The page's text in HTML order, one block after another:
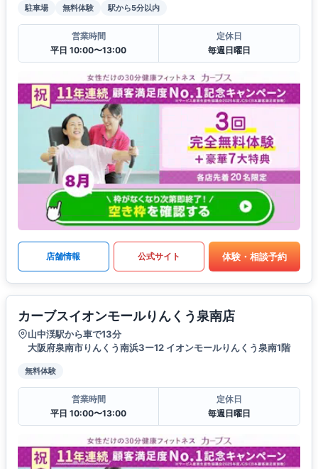
駐車場 無料体験 駅から5分以内
営業時間
平日 10:00〜13:00
定休日
毎週日曜日
店舗情報 公式サイト 体験・相談予約
カーブスイオンモールりんくう泉南店
山中渓駅から車で13分
大阪府泉南市りんくう南浜3ー12 イオンモールりんくう泉南1階
無料体験
営業時間
平日 10:00〜13:00
定休日
毎週日曜日